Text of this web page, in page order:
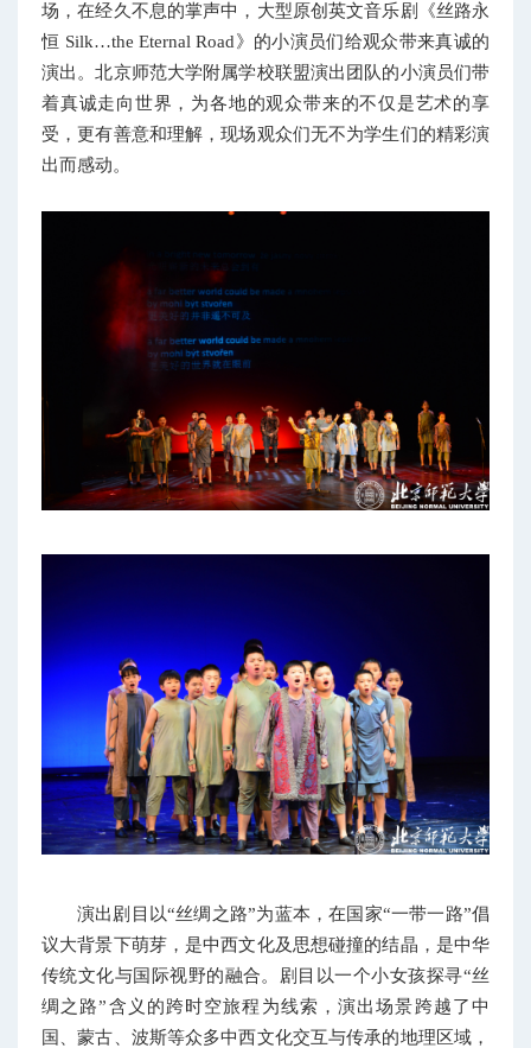
场，在经久不息的掌声中，大型原创英文音乐剧《丝路永
恒 Silk…the Eternal Road》的小演员们给观众带来真诚的
演出。北京师范大学附属学校联盟演出团队的小演员们带
着真诚走向世界，为各地的观众带来的不仅是艺术的享
受，更有善意和理解，现场观众们无不为学生们的精彩演
出而感动。
演出剧目以“丝绸之路”为蓝本，在国家“一带一路”倡
议大背景下萌芽，是中西文化及思想碰撞的结晶，是中华
传统文化与国际视野的融合。剧目以一个小女孩探寻“丝
绸之路”含义的跨时空旅程为线索，演出场景跨越了中
国、蒙古、波斯等众多中西文化交互与传承的地理区域，